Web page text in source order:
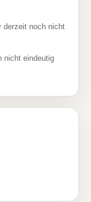
derzeit noch nicht
nicht eindeutig